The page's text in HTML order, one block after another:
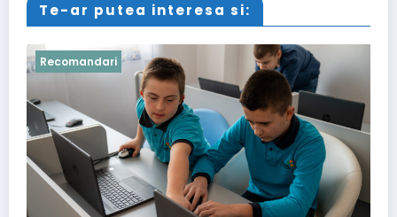
Te-ar putea interesa si:
Recomandari